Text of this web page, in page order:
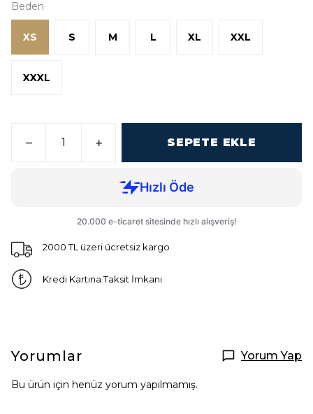
Beden
XS S M L XL XXL
XXXL
SEPETE EKLE
2000 TL üzeri ücretsiz kargo
Kredi Kartına Taksit İmkanı
Yorumlar Yorum Yap
Bu ürün için henüz yorum yapılmamış.